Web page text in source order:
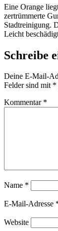
Eine Orange
zertrümmerte
Stadtreinigung.
Leicht
Schreibe
Deine E-Mail-
Felder sind mit *
Kommentar *
Name *
E-Mail-Adresse
Website